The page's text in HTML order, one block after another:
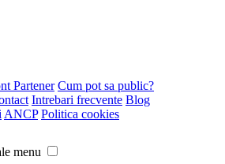
Partener Cum pot sa public?
Intrebari frecvente Blog
ANCP Politica cookies
menu